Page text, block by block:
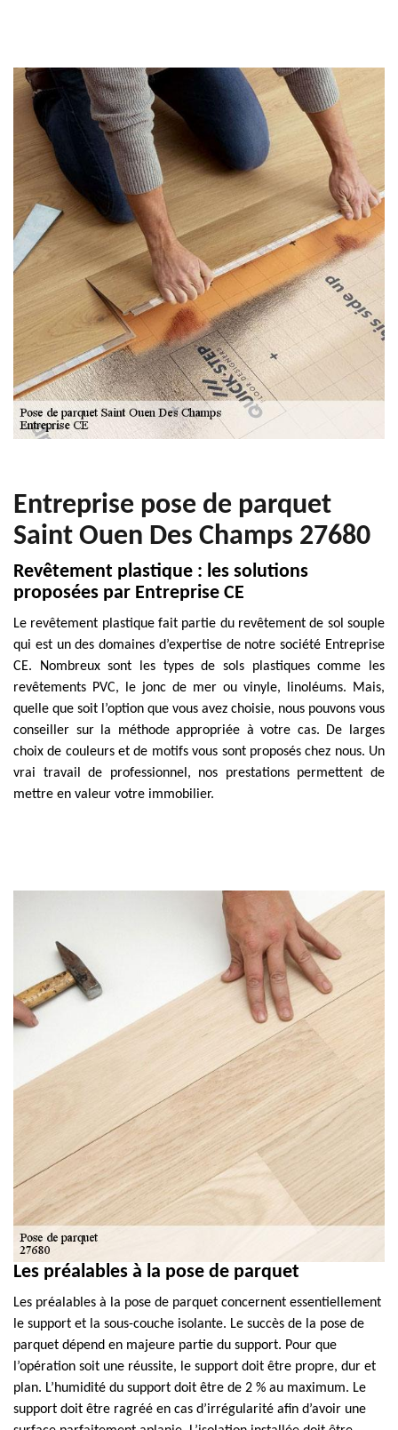
Entreprise pose de parquet
Saint Ouen Des Champs 27680
Revêtement plastique : les solutions
proposées par Entreprise CE
Le revêtement plastique fait partie du revêtement de sol souple
qui est un des domaines d’expertise de notre société Entreprise
CE. Nombreux sont les types de sols plastiques comme les
revêtements PVC, le jonc de mer ou vinyle, linoléums. Mais,
quelle que soit l’option que vous avez choisie, nous pouvons vous
conseiller sur la méthode appropriée à votre cas. De larges
choix de couleurs et de motifs vous sont proposés chez nous. Un
vrai travail de professionnel, nos prestations permettent de
mettre en valeur votre immobilier.
Les préalables à la pose de parquet
Les préalables à la pose de parquet concernent essentiellement
le support et la sous-couche isolante. Le succès de la pose de
parquet dépend en majeure partie du support. Pour que
l’opération soit une réussite, le support doit être propre, dur et
plan. L’humidité du support doit être de 2 % au maximum. Le
support doit être ragréé en cas d’irrégularité afin d’avoir une